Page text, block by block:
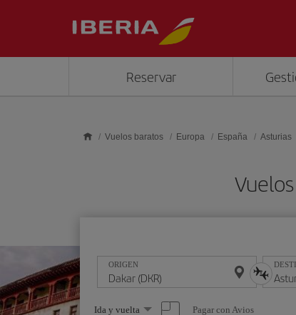
Reservar
Vuelos baratos Europa España Asturias
ORIGEN
Seleccione
Ida y vuelta Pagar con Avios